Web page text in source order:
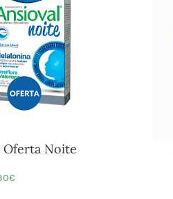
Oferta Noite
€